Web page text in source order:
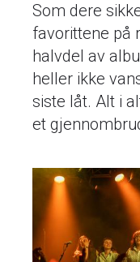
Som dere
favorittene på
halvdel av
heller ikke
siste låt. Alt i
et